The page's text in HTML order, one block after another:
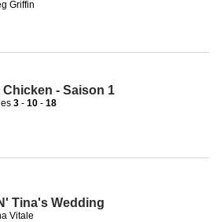
Griffin
Chicken - Saison 1
3 - 10 - 18
Tina's Wedding
Vitale